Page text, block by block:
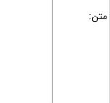
متن: